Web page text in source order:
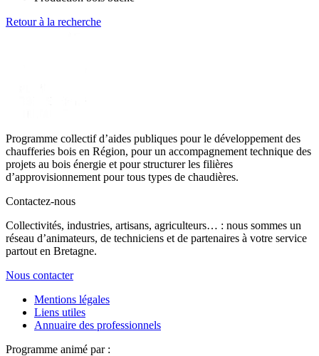
Retour à la recherche
Programme collectif d’aides publiques pour le développement des
chaufferies bois en Région, pour un accompagnement technique des
projets au bois énergie et pour structurer les filières
d’approvisionnement pour tous types de chaudières.
Contactez-nous
Collectivités, industries, artisans, agriculteurs… : nous sommes un
réseau d’animateurs, de techniciens et de partenaires à votre service
partout en Bretagne.
Nous contacter
Mentions légales
Liens utiles
Annuaire des professionnels
Programme animé par :